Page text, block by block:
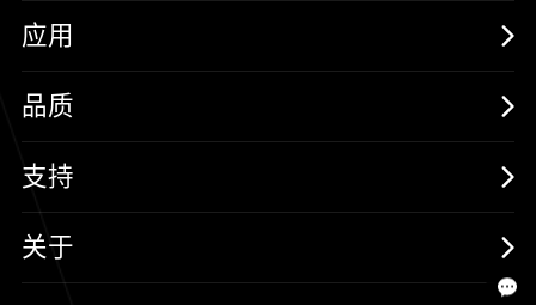
MOSFETs
保护器件
三极管
SiC
应用
消费电子
汽车电子
新能源
品质
可靠性实验室
质量与环境
支持
样品与支持
关于